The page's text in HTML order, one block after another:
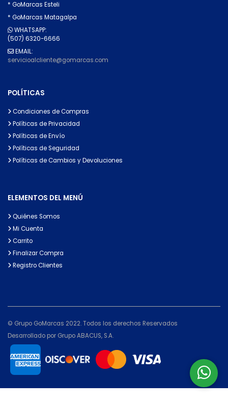
* GoMarcas Esteli
* GoMarcas Matagalpa
WHATSAPP:
(507) 6320-6666
EMAIL:
servicioalcliente@gomarcas.com
POLÍTICAS
Condiciones de Compras
Políticas de Privacidad
Políticas de Envío
Políticas de Seguridad
Políticas de Cambios y Devoluciones
ELEMENTOS DEL MENÚ
Quiénes Somos
Mi Cuenta
Carrito
Finalizar Compra
Registro Clientes
© Grupo GoMarcas 2022. Todos los derechos Reservados
Desarrollado por Grupo ABACUS, S.A.